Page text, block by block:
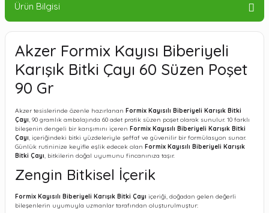
Ürün Bilgisi
Akzer Formix Kayısı Biberiyeli
Karışık Bitki Çayı 60 Süzen Poşet
90 Gr
Akzer tesislerinde özenle hazırlanan Formix Kayısılı Biberiyeli Karışık Bitki
Çayı, 90 gramlık ambalajında 60 adet pratik süzen poşet olarak sunulur. 10 farklı
bileşenin dengeli bir karışımını içeren Formix Kayısılı Biberiyeli Karışık Bitki
Çayı, içeriğindeki bitki yüzdeleriyle şeffaf ve güvenilir bir formülasyon sunar.
Günlük rutininize keyifle eşlik edecek olan Formix Kayısılı Biberiyeli Karışık
Bitki Çayı, bitkilerin doğal uyumunu fincanınıza taşır.
Zengin Bitkisel İçerik
Formix Kayısılı Biberiyeli Karışık Bitki Çayı içeriği, doğadan gelen değerli
bileşenlerin uyumuyla uzmanlar tarafından oluşturulmuştur: